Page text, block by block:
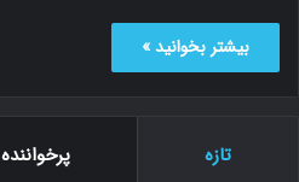
بیشتر بخوانید »
تازه پرخواننده